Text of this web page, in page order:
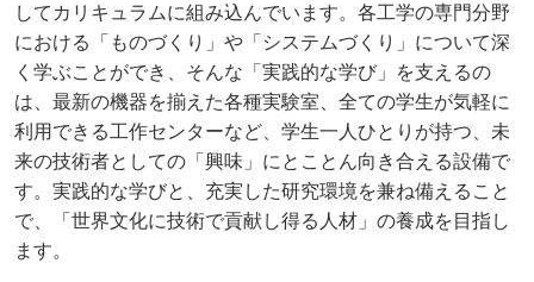
してカリキュラムに組み込んでいます。各工学の専門分野
における「ものづくり」や「システムづくり」について深
く学ぶことができ、そんな「実践的な学び」を支えるの
は、最新の機器を揃えた各種実験室、全ての学生が気軽に
利用できる工作センターなど、学生一人ひとりが持つ、未
来の技術者としての「興味」にとことん向き合える設備で
す。実践的な学びと、充実した研究環境を兼ね備えること
で、「世界文化に技術で貢献し得る人材」の養成を目指し
ます。